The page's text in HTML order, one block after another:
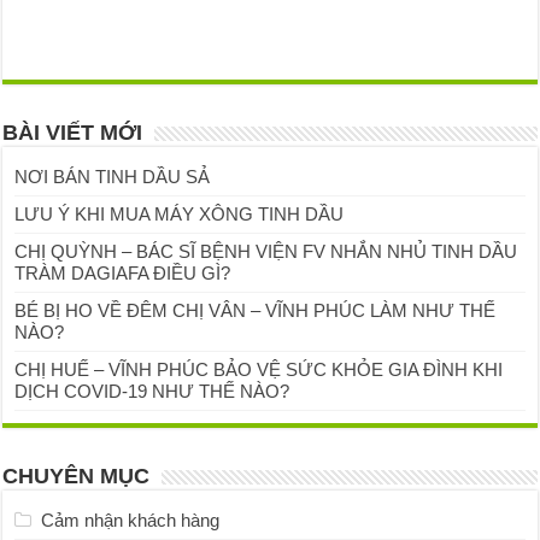
BÀI VIẾT MỚI
NƠI BÁN TINH DẦU SẢ
LƯU Ý KHI MUA MÁY XÔNG TINH DẦU
CHỊ QUỲNH – BÁC SĨ BỆNH VIỆN FV NHẮN NHỦ TINH DẦU
TRÀM DAGIAFA ĐIỀU GÌ?
BÉ BỊ HO VỀ ĐÊM CHỊ VÂN – VĨNH PHÚC LÀM NHƯ THẾ
NÀO?
CHỊ HUẾ – VĨNH PHÚC BẢO VỆ SỨC KHỎE GIA ĐÌNH KHI
DỊCH COVID-19 NHƯ THẾ NÀO?
CHUYÊN MỤC
Cảm nhận khách hàng